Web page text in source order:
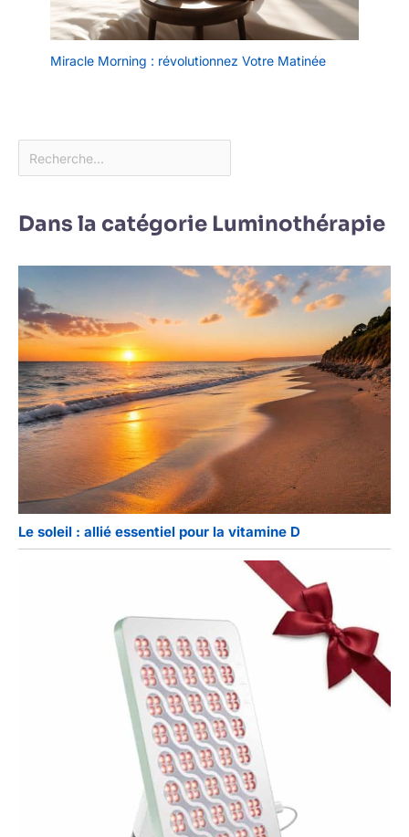
Miracle Morning : révolutionnez Votre Matinée
Dans la catégorie Luminothérapie
Le soleil : allié essentiel pour la vitamine D